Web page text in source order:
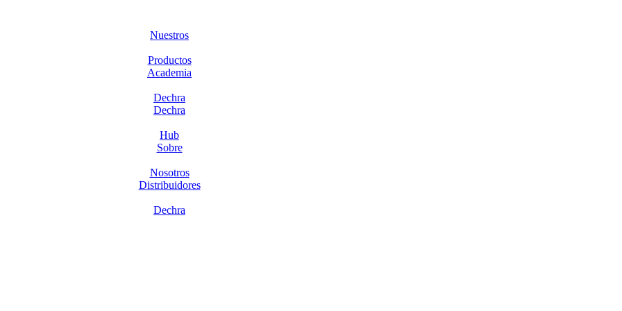
Nuestros
Productos
Academia
Dechra
Dechra
Hub
Sobre
Nosotros
Distribuidores
Dechra